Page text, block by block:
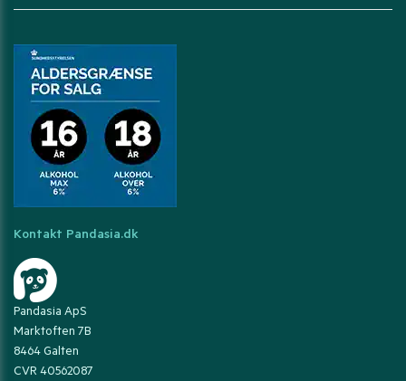
Kontakt Pandasia.dk
Pandasia ApS
Marktoften 7B
8464 Galten
CVR 40562087